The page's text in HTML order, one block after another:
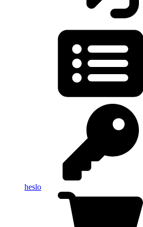
heslo